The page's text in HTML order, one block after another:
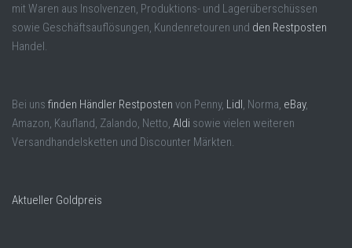
mit Waren aus Insolvenzen, Produktions- und Lagerüberschüssen
sowie Geschäftsauflösungen, Kundenretouren und den Restposten
Handel.
Bei uns finden Händler Restposten von Penny, Lidl , Norma, eBay,
Amazon, Kaufland, Zalando, Netto, Aldi sowie vielen weiteren
Versandhandelsketten und Discounter Märkten.
Aktueller Goldpreis